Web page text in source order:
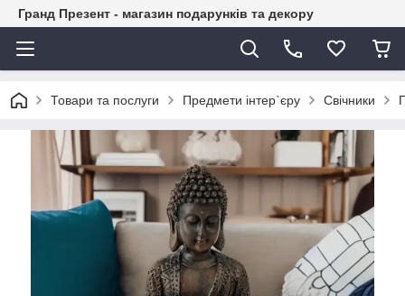
Гранд Презент - магазин подарунків та декору
Товари та послуги Предмети інтер`єру Свічники